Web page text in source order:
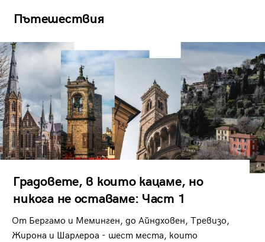
Пътешествия
Градовете, в които кацаме, но
никога не оставаме: Част 1
От Бергамо и Меминген, до Айндховен, Тревизо,
Жирона и Шарлероа - шест места, които